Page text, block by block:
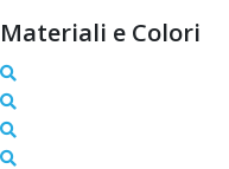
Materiali e Colori